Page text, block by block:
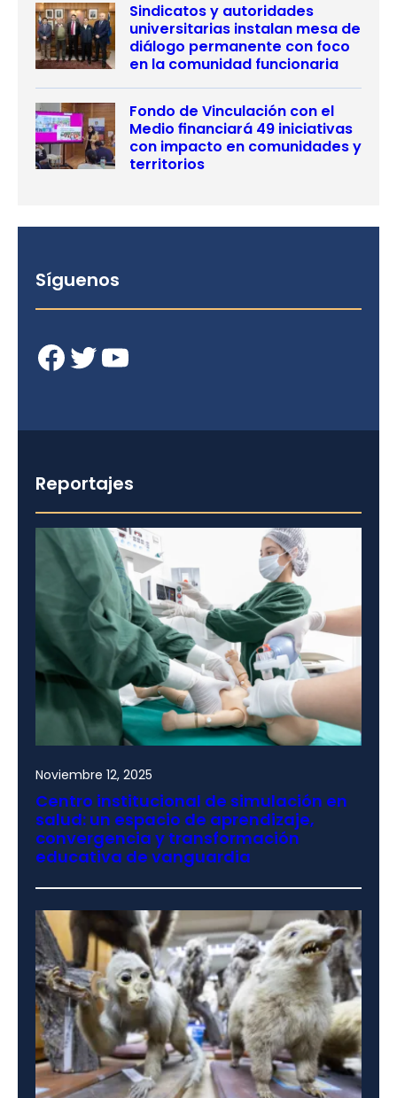
Sindicatos y autoridades
universitarias instalan mesa de
diálogo permanente con foco
en la comunidad funcionaria
Fondo de Vinculación con el
Medio financiará 49 iniciativas
con impacto en comunidades y
territorios
Síguenos
Facebook Twitter YouTube
Reportajes
Noviembre 12, 2025
Centro institucional de simulación en
salud: un espacio de aprendizaje,
convergencia y transformación
educativa de vanguardia